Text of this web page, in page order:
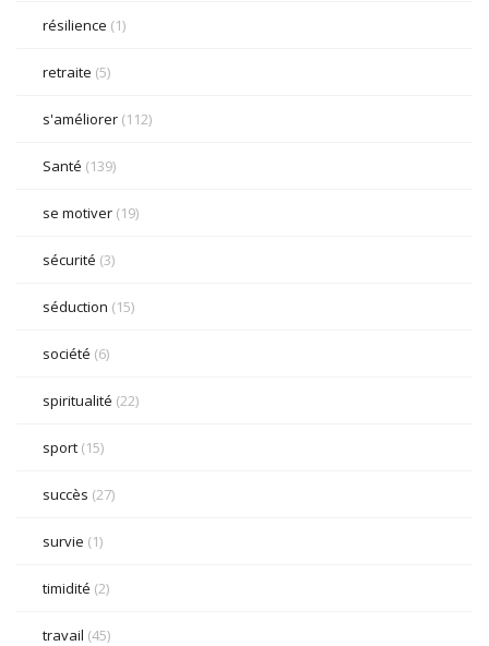
résilience (1)
retraite (5)
s'améliorer (112)
Santé (139)
se motiver (19)
sécurité (3)
séduction (15)
société (6)
spiritualité (22)
sport (15)
succès (27)
survie (1)
timidité (2)
travail (45)